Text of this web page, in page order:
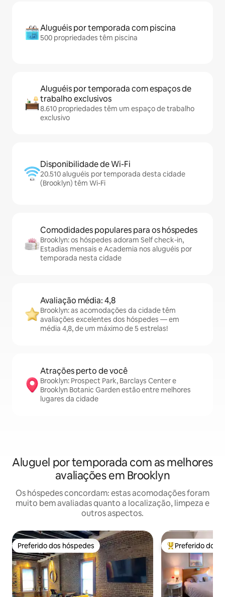
Aluguéis por temporada com piscina
500 propriedades têm piscina
Aluguéis por temporada com espaços de
trabalho exclusivos
8.610 propriedades têm um espaço de trabalho
exclusivo
Disponibilidade de Wi-Fi
20.510 aluguéis por temporada desta cidade
(Brooklyn) têm Wi-Fi
Comodidades populares para os hóspedes
Brooklyn: os hóspedes adoram Self check-in,
Estadias mensais e Academia nos aluguéis por
temporada nesta cidade
Avaliação média: 4,8
Brooklyn: as acomodações da cidade têm
avaliações excelentes dos hóspedes — em
média 4,8, de um máximo de 5 estrelas!
Atrações perto de você
Brooklyn: Prospect Park, Barclays Center e
Brooklyn Botanic Garden estão entre melhores
lugares da cidade
Aluguel por temporada com as melhores
avaliações em Brooklyn
Os hóspedes concordam: estas acomodações foram
muito bem avaliadas quanto a localização, limpeza e
outros aspectos.
Preferido dos hóspedes
Preferido dos hóspedes Entre os
Preferido dos